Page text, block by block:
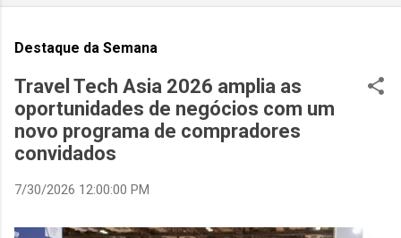
Destaque da Semana
Travel Tech Asia 2026 amplia as
oportunidades de negócios com um
novo programa de compradores
convidados
7/30/2026 12:00:00 PM